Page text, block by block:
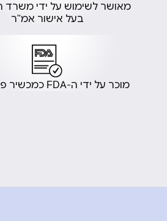
מאושר לשימוש על ידי משרד
בעל אישור אמ"ר
מוכר על ידי ה-FDA כמכשיר פורץ-דרך